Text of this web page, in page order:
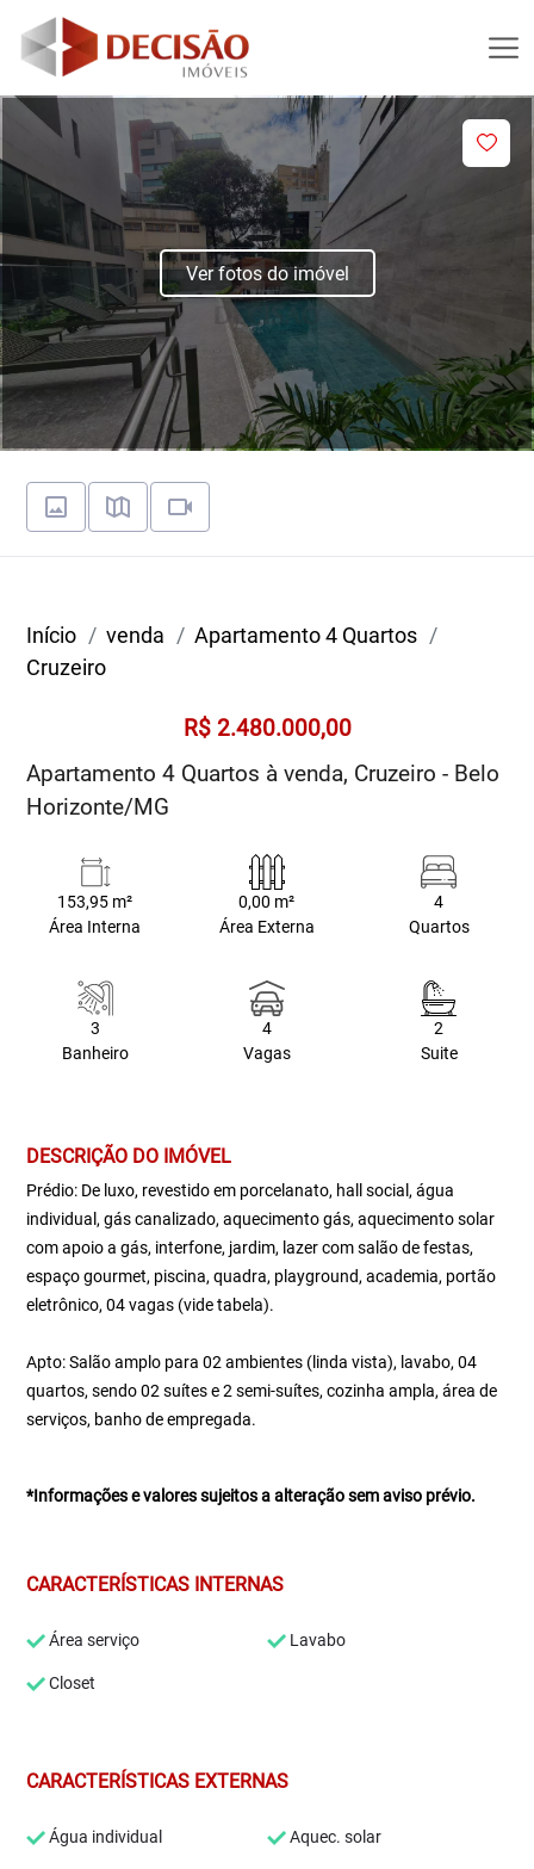
Ver fotos do imóvel
Início venda
Apartamento 4 Quartos
Cruzeiro
R$ 2.480.000,00
Apartamento 4 Quartos à venda, Cruzeiro - Belo
Horizonte/MG
153,95 m²
Área Interna
0,00 m²
Área Externa
4
Quartos
3
Banheiro
4
Vagas
2
Suite
DESCRIÇÃO DO IMÓVEL
Prédio: De luxo, revestido em porcelanato, hall social, água
individual, gás canalizado, aquecimento gás, aquecimento solar
com apoio a gás, interfone, jardim, lazer com salão de festas,
espaço gourmet, piscina, quadra, playground, academia, portão
eletrônico, 04 vagas (vide tabela).
Apto: Salão amplo para 02 ambientes (linda vista), lavabo, 04
quartos, sendo 02 suítes e 2 semi-suítes, cozinha ampla, área de
serviços, banho de empregada.
*Informações e valores sujeitos a alteração sem aviso prévio.
CARACTERÍSTICAS INTERNAS
Área serviço Lavabo
Closet
CARACTERÍSTICAS EXTERNAS
Água individual Aquec. solar